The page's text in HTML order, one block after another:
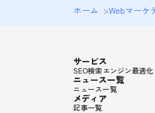
ホーム >Webマーケ
サービス
SEO検索エンジン最適化
ニュース一覧
ニュース一覧
メディア
記事一覧